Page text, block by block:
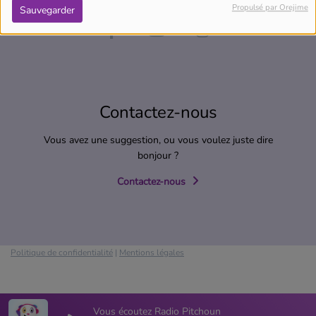
Sauvegarder Propulsé par Orejime
Vous écoutez Radio Pitchoun
Contactez-nous
Vous avez une suggestion, ou vous voulez juste dire
bonjour ?
Contactez-nous
Politique de confidentialité | Mentions légales